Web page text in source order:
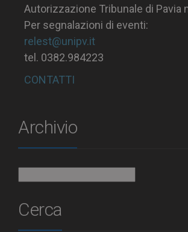
Autorizzazione Tribunale di Pavia
Per segnalazioni di eventi:
relest@unipv.it
tel. 0382.984223
CONTATTI
Archivio
Cerca